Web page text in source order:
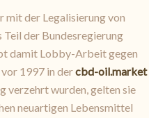
mit der Legalisierung von
der Bundesregierung
damit Lobby-Arbeit gegen
1997 in dercbd-oil.market
verzehrt wurden, gelten sie
neuartigen Lebensmittel